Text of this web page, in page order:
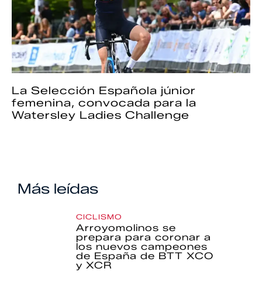
La Selección Española júnior
femenina, convocada para la
Watersley Ladies Challenge
Más leídas
CICLISMO
Arroyomolinos se
prepara para coronar a
los nuevos campeones
de España de BTT XCO
y XCR